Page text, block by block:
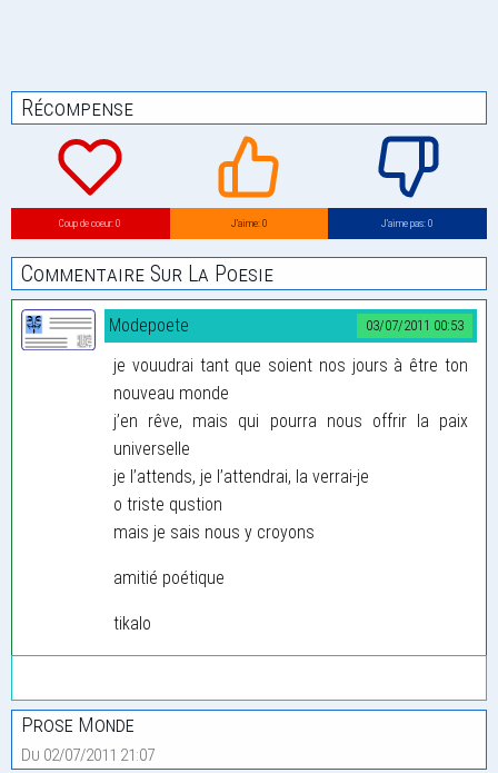
Récompense
Coup de coeur: 0 J’aime: 0 J’aime pas: 0
Commentaire Sur La Poesie
03/07/2011 00:53
Modepoete
je vouudrai tant que soient nos jours à être ton
nouveau monde
j’en rêve, mais qui pourra nous offrir la paix
universelle
je l’attends, je l’attendrai, la verrai-je
o triste qustion
mais je sais nous y croyons
amitié poétique
tikalo
Prose Monde
Du 02/07/2011 21:07